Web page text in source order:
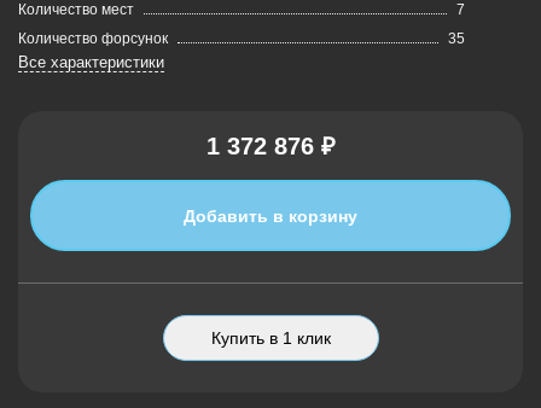
Количество мест
7
Количество форсунок
35
Все характеристики
1 372 876 ₽
Добавить в корзину
Купить в 1 клик